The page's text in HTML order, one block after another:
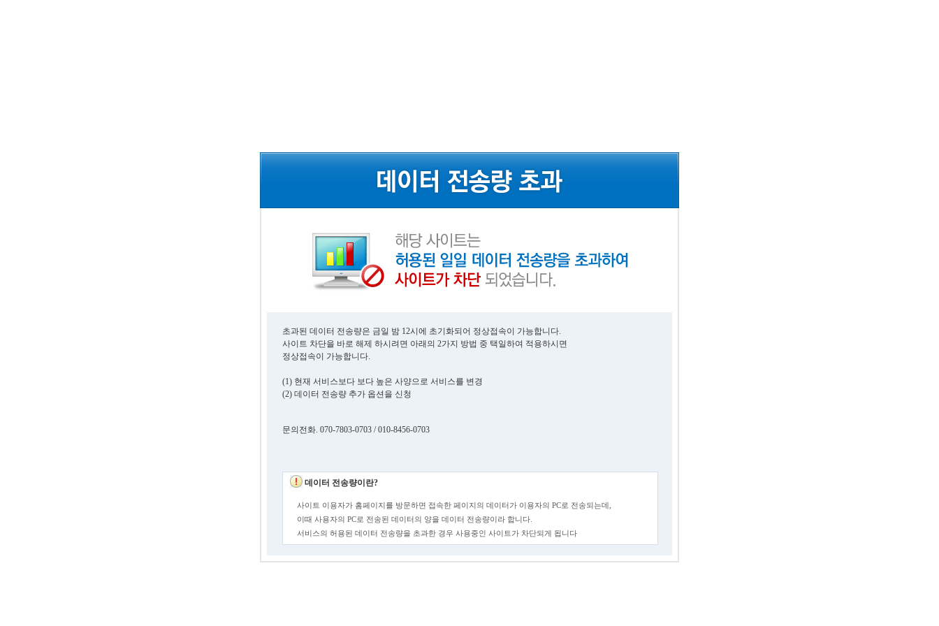
초과된 데이터 전송량은 금일 밤 12시에 초기화되어 정상접속이 가능합니다.
사이트 차단을 바로 해제 하시려면 아래의 2가지 방법 중 택일하여 적용하시면
정상접속이 가능합니다.
(1) 현재 서비스보다 보다 높은 사양으로 서비스를 변경
(2) 데이터 전송량 추가 옵션을 신청
문의전화. 070-7803-0703 / 010-8456-0703
데이터 전송량이란?
사이트 이용자가 홈페이지를 방문하면 접속한 페이지의 데이터가 이용자의 PC로 전송되는데,
이때 사용자의 PC로 전송된 데이터의 양을 데이터 전송량이라 합니다.
서비스의 허용된 데이터 전송량을 초과한 경우 사용중인 사이트가 차단되게 됩니다